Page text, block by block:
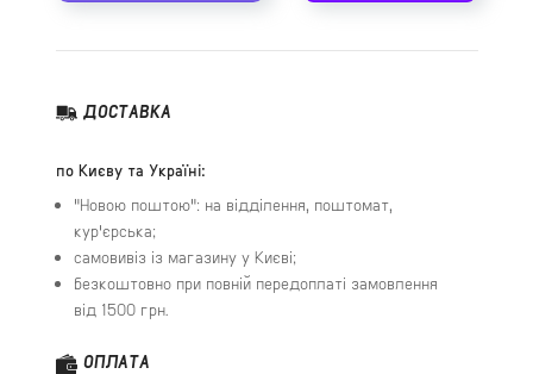
ДОСТАВКА
по Києву та Україні:
"Новою поштою": на відділення, поштомат,
кур'єрська;
самовивіз із магазину у Києві;
безкоштовно при повній передоплаті замовлення
від 1500 грн.
ОПЛАТА